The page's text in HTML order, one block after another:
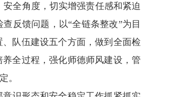
全角度，切实增强责任感和紧迫
反馈问题，以“全链条整改”为目
队伍建设五个方面，做到全面检
全过程，强化师德师风建设，管
。